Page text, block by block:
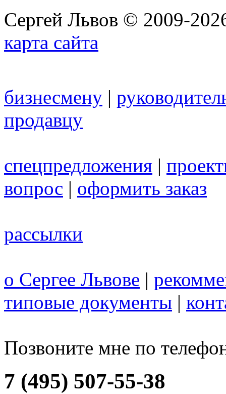
Сергей Львов © 2009-
карта сайта
бизнесмену |
продавцу
спецпредложения |
вопрос | оформить заказ
рассылки
о Сергее Львове |
типовые документы |
Позвоните мне по
7 (495) 507-55-38